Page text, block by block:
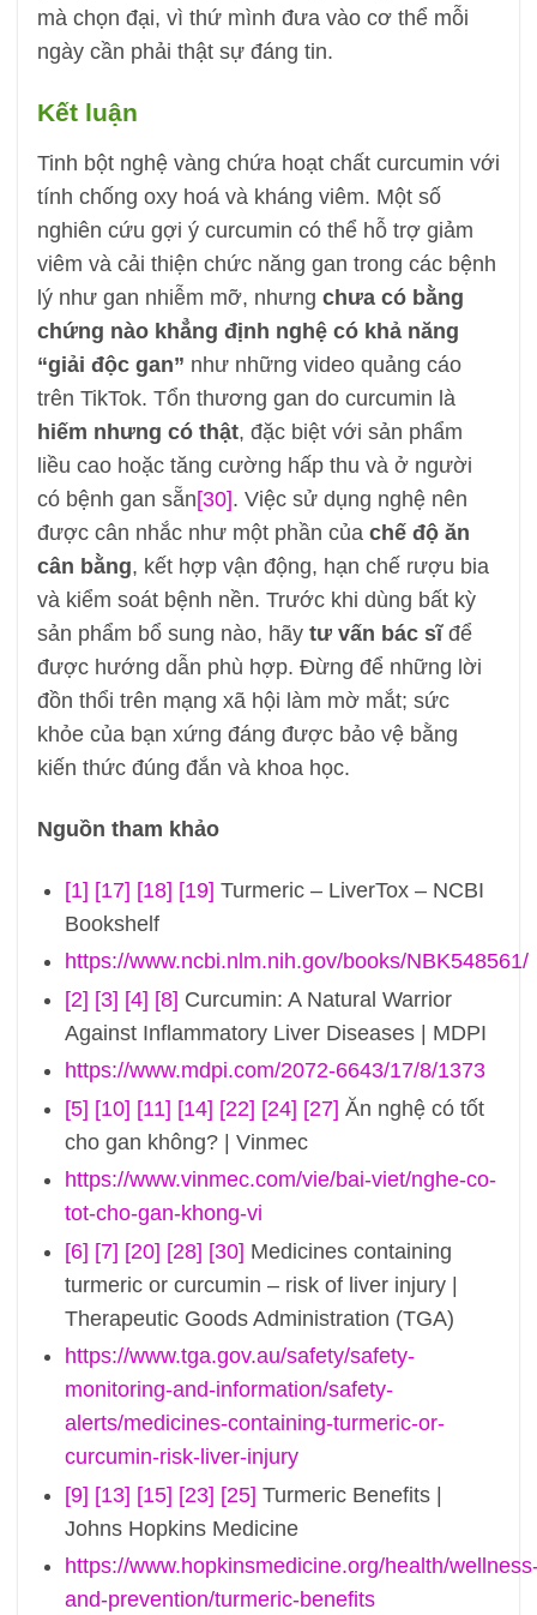
mà chọn đại, vì thứ mình đưa vào cơ thể mỗi
ngày cần phải thật sự đáng tin.
Kết luận
Tinh bột nghệ vàng chứa hoạt chất curcumin với
tính chống oxy hoá và kháng viêm. Một số
nghiên cứu gợi ý curcumin có thể hỗ trợ giảm
viêm và cải thiện chức năng gan trong các bệnh
lý như gan nhiễm mỡ, nhưng chưa có bằng
chứng nào khẳng định nghệ có khả năng
“giải độc gan” như những video quảng cáo
trên TikTok. Tổn thương gan do curcumin là
hiếm nhưng có thật, đặc biệt với sản phẩm
liều cao hoặc tăng cường hấp thu và ở người
có bệnh gan sẵn[30]. Việc sử dụng nghệ nên
được cân nhắc như một phần của chế độ ăn
cân bằng, kết hợp vận động, hạn chế rượu bia
và kiểm soát bệnh nền. Trước khi dùng bất kỳ
sản phẩm bổ sung nào, hãy tư vấn bác sĩđể
được hướng dẫn phù hợp. Đừng để những lời
đồn thổi trên mạng xã hội làm mờ mắt; sức
khỏe của bạn xứng đáng được bảo vệ bằng
kiến thức đúng đắn và khoa học.
Nguồn tham khảo
[1] [17] [18] [19] Turmeric – LiverTox – NCBI
Bookshelf
https://www.ncbi.nlm.nih.gov/books/NBK548561/
[2] [3] [4] [8] Curcumin: A Natural Warrior
Against Inflammatory Liver Diseases | MDPI
https://www.mdpi.com/2072-6643/17/8/1373
[5] [10] [11] [14] [22] [24] [27] Ăn nghệ có tốt
cho gan không? | Vinmec
https://www.vinmec.com/vie/bai-viet/nghe-co-
tot-cho-gan-khong-vi
[6] [7] [20] [28] [30] Medicines containing
turmeric or curcumin – risk of liver injury |
Therapeutic Goods Administration (TGA)
https://www.tga.gov.au/safety/safety-
monitoring-and-information/safety-
alerts/medicines-containing-turmeric-or-
curcumin-risk-liver-injury
[9] [13] [15] [23] [25] Turmeric Benefits |
Johns Hopkins Medicine
https://www.hopkinsmedicine.org/health/
and-prevention/turmeric-benefits